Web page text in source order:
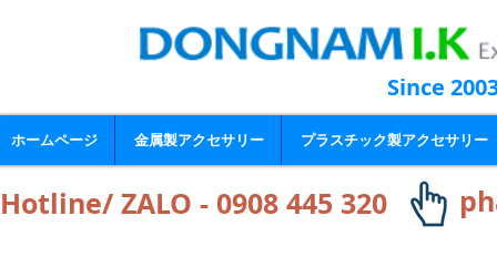
Since
ホームページ 金属製アクセサリー プラスチック製アクセサリー
Hotline/ ZALO - 0908 445 320